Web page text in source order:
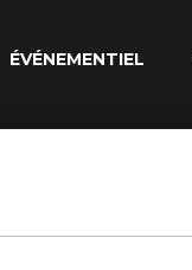
ÉVÉNEMENTIEL